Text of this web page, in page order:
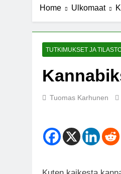
Home Ulkomaat
TUTKIMUKSET JA
Tuomas Karhunen